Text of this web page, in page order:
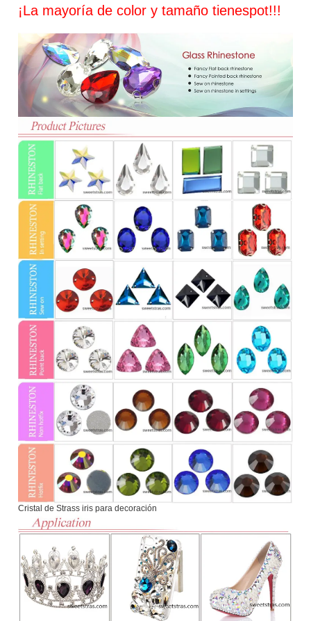
¡La mayoría de color y tamaño tienespot!!!
Cristal de Strass iris para decoración